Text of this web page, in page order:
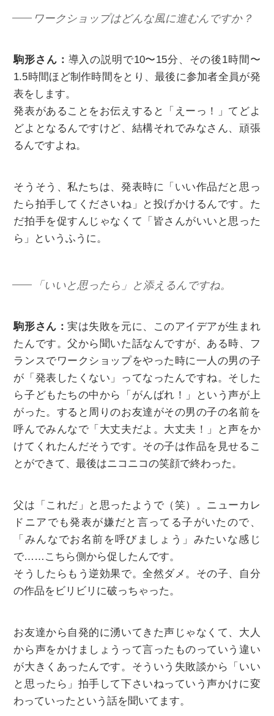
ワークショップはどんな風に進むんですか？
駒形さん： 導入の説明で10〜15分、その後1時間〜
1.5時間ほど制作時間をとり、最後に参加者全員が発
表をします。
発表があることをお伝えすると「えーっ！」てどよ
どよとなるんですけど、結構それでみなさん、頑張
るんですよね。
そうそう、私たちは、発表時に「いい作品だと思っ
たら拍手してくださいね」と投げかけるんです。た
だ拍手を促すんじゃなくて「皆さんがいいと思った
ら」というふうに。
「いいと思ったら」と添えるんですね。
駒形さん：実は失敗を元に、このアイデアが生まれ
たんです。父から聞いた話なんですが、ある時、フ
ランスでワークショップをやった時に一人の男の子
が「発表したくない」ってなったんですね。そした
ら子どもたちの中から「がんばれ！」という声が上
がった。すると周りのお友達がその男の子の名前を
呼んでみんなで「大丈夫だよ。大丈夫！」と声をか
けてくれたんだそうです。その子は作品を見せるこ
とができて、最後はニコニコの笑顔で終わった。
父は「これだ」と思ったようで（笑）。ニューカレ
ドニアでも発表が嫌だと言ってる子がいたので、
「みんなでお名前を呼びましょう」みたいな感じ
で……こちら側から促したんです。
そうしたらもう逆効果で。全然ダメ。その子、自分
の作品をビリビリに破っちゃった。
お友達から自発的に湧いてきた声じゃなくて、大人
から声をかけましょうって言ったものっていう違い
が大きくあったんです。そういう失敗談から「いい
と思ったら」拍手して下さいねっていう声かけに変
わっていったという話を聞いてます。